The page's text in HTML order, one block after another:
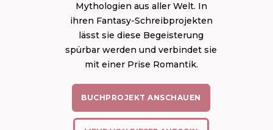
Mythologien aus aller Welt. In
ihren Fantasy-Schreibprojekten
lässt sie diese Begeisterung
spürbar werden und verbindet sie
mit einer Prise Romantik.
BUCHPROJEKT ANSCHAUEN